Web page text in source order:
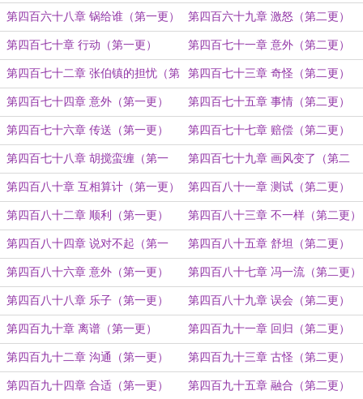
第四百六十八章 锅给谁（第一更） 第四百六十九章 激怒（第二更）
第四百七十章 行动（第一更） 第四百七十一章 意外（第二更）
第四百七十二章 张伯镇的担忧（第
一更）
第四百七十三章 奇怪（第二更）
第四百七十四章 意外（第一更） 第四百七十五章 事情（第二更）
第四百七十六章 传送（第一更） 第四百七十七章 赔偿（第二更）
第四百七十八章 胡搅蛮缠（第一
更）
第四百七十九章 画风变了（第二
更）
第四百八十章 互相算计（第一更） 第四百八十一章 测试（第二更）
第四百八十二章 顺利（第一更） 第四百八十三章 不一样（第二更）
第四百八十四章 说对不起（第一
更）
第四百八十五章 舒坦（第二更）
第四百八十六章 意外（第一更） 第四百八十七章 冯一流（第二更）
第四百八十八章 乐子（第一更） 第四百八十九章 误会（第二更）
第四百九十章 离谱（第一更） 第四百九十一章 回归（第二更）
第四百九十二章 沟通（第一更） 第四百九十三章 古怪（第二更）
第四百九十四章 合适（第一更） 第四百九十五章 融合（第二更）